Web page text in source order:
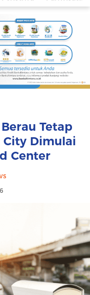
Tetap
City Dimulai
Center